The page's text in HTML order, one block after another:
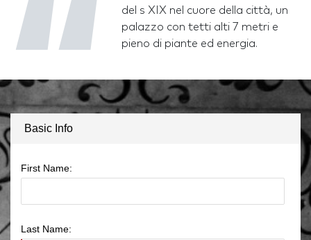
del s XIX nel cuore della città, un
palazzo con tetti alti 7 metri e
pieno di piante ed energia.
Basic Info
First Name:
Last Name: